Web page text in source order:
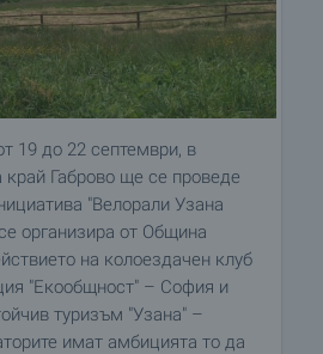
19 до 22 септември, в
край Габрово ще се проведе
"Велорали Узана
организира от Община
на колоездачен клуб
"Екообщност" – София и
туризъм "Узана" –
имат амбицията то да